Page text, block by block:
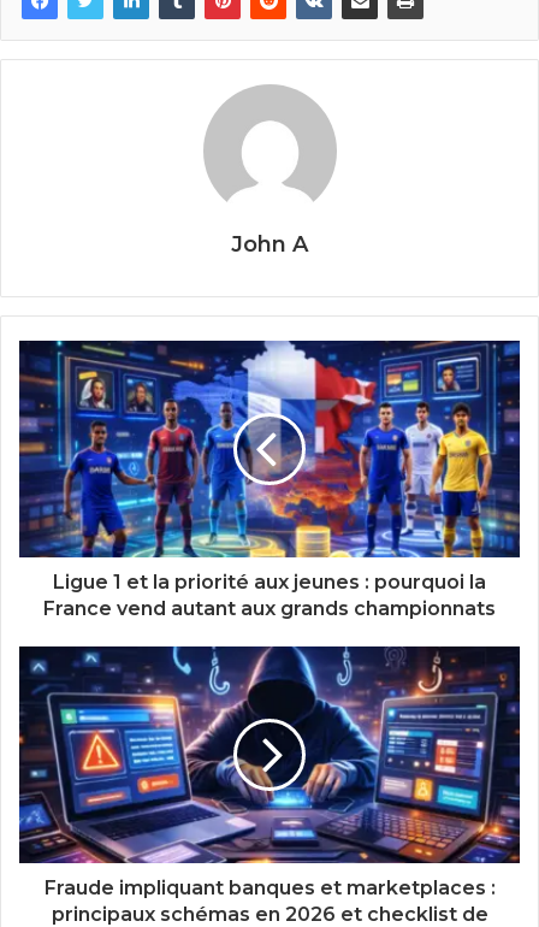
John A
Ligue 1 et la priorité aux jeunes : pourquoi la
France vend autant aux grands championnats
Fraude impliquant banques et marketplaces :
principaux schémas en 2026 et checklist de